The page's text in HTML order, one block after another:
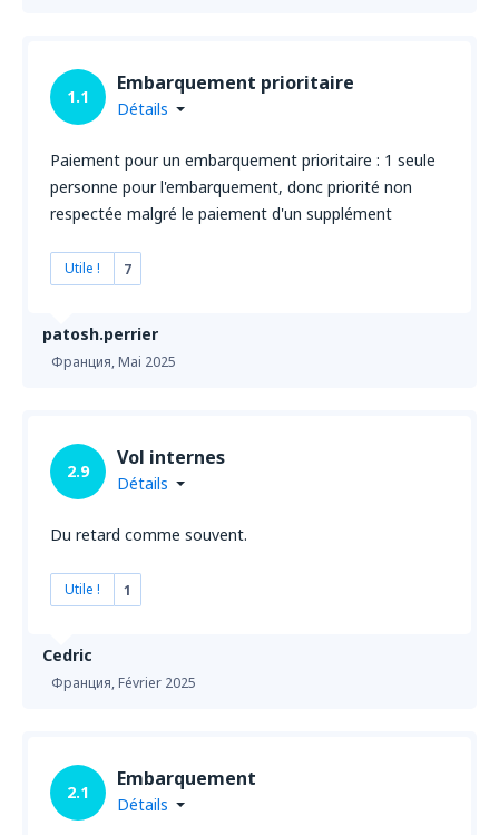
patosh.perrier
Франция,Mai 2025
1.1
Embarquement prioritaire
Détails
Paiement pour un embarquement prioritaire : 1 seule
personne pour l'embarquement, donc priorité non
respectée malgré le paiement d'un supplément
Utile ! 7
Cedric
Франция,Février 2025
2.9
Vol internes
Détails
Du retard comme souvent.
Utile ! 1
2.1
Embarquement
Détails